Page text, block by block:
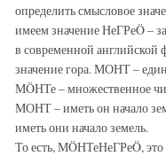
определить смысловое
имеем значение НеГРеÖ –
в современной английской
значение гора. МОНТ –
МÖНТе – множественное
МОНТ – иметь он начало
иметь они начало земель.
То есть, МÖНТеНеГРеÖ, это